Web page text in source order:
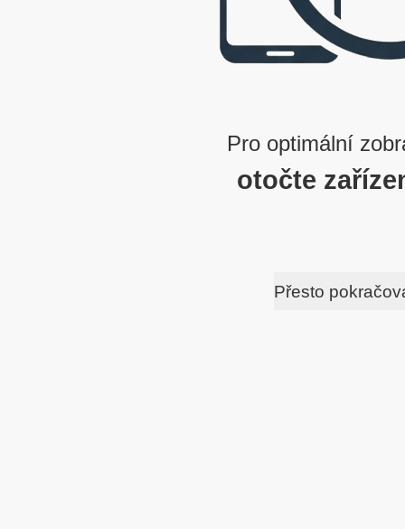
webová prezentace © 2009 - 2026 George,
Pro optimální
otočte
Přesto